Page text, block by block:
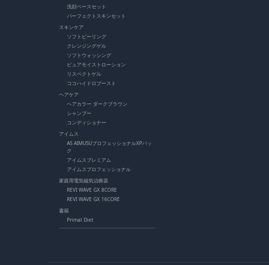
洗顔ベースセット
パーフェクトスキンセット
スキンケア
ソフトピーリング
クレンジングゲル
ソフトウォッシング
ピュアモイストローション
リスペクトゲル
ココハイドロブースト
ヘアケア
ヘアカラー ダークブラウン
シャンプー
コンディショナー
アイムス
AS AIMUSUプロフェッショナルXPパッ
ク
アイムスプレミアム
アイムスプロフェッショナル
家庭用電気磁気治療器
REVI WAVE GX 8CORE
REVI WAVE GX 16CORE
書籍
Primal Diet